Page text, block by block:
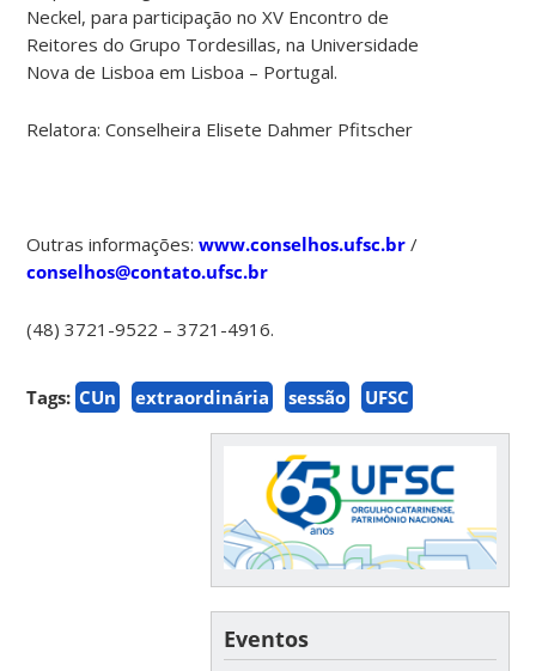
Neckel, para participação no XV Encontro de
Reitores do Grupo Tordesillas, na Universidade
Nova de Lisboa em Lisboa – Portugal.
Relatora: Conselheira Elisete Dahmer Pfitscher
Outras informações:www.conselhos.ufsc.br /
conselhos@contato.ufsc.br
(48) 3721-9522 – 3721-4916.
Tags: CUn extraordinária sessão UFSC
Eventos